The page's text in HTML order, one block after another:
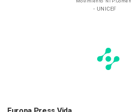
Movimiento
- UNICEF